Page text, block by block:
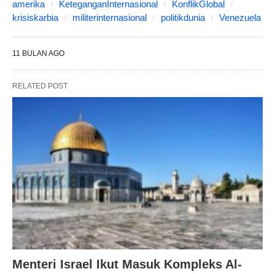
amerika KeteganganInternasional
KonflikGlobal
krisiskarbia
militerinternasional politikdunia Venezuela
11 BULAN AGO
RELATED POST
Menteri Israel Ikut Masuk Kompleks Al-